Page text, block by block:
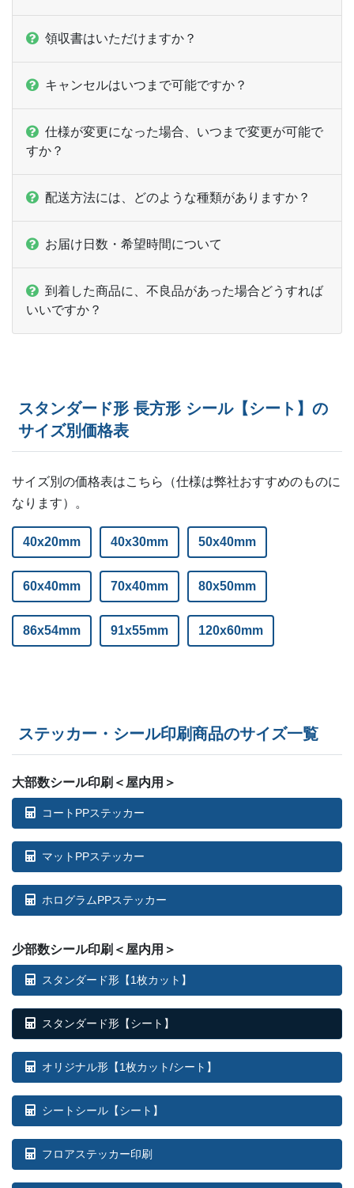
2,000部
領収書はいただけますか？
キャンセルはいつまで可能ですか？
仕様が変更になった場合、いつまで変更が可能で
すか？
配送方法には、どのような種類がありますか？
お届け日数・希望時間について
到着した商品に、不良品があった場合どうすれば
いいですか？
スタンダード形 長方形 シール【シート】の
サイズ別価格表
サイズ別の価格表はこちら（仕様は弊社おすすめのものに
なります）。
40x20mm 40x30mm 50x40mm
60x40mm 70x40mm 80x50mm
86x54mm 91x55mm 120x60mm
ステッカー・シール印刷商品のサイズ一覧
大部数シール印刷＜屋内用＞
コートPPステッカー
マットPPステッカー
ホログラムPPステッカー
少部数シール印刷＜屋内用＞
スタンダード形【1枚カット】
スタンダード形【シート】
オリジナル形【1枚カット/シート】
シートシール【シート】
フロアステッカー印刷